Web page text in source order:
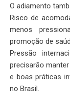
O adiamento
Risco de
menos
promoção de
Pressão
precisarão
e boas práticas
no Brasil.